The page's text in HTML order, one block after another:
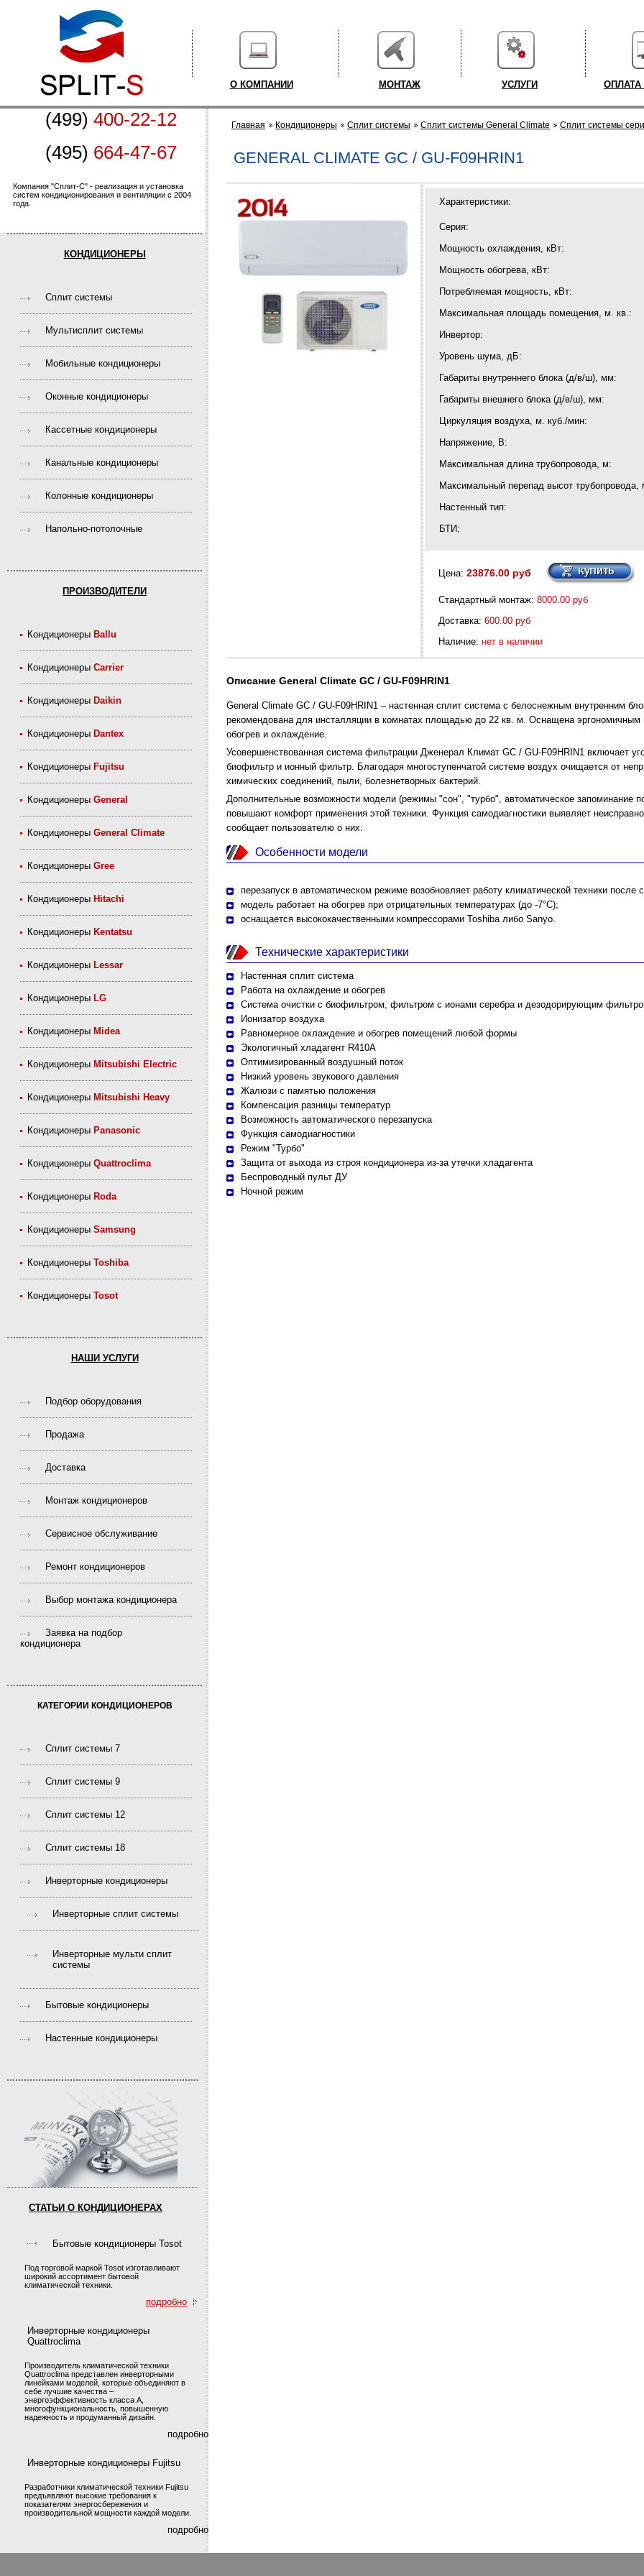
О КОМПАНИИ МОНТАЖ УСЛУГИ ОПЛАТА
(499) 400-22-12
(495) 664-47-67
Компания "Сплит-С" - реализация и установка
систем кондиционирования и вентиляции с 2004
года.
КОНДИЦИОНЕРЫ
Cплит системы
Мультисплит системы
Мобильные кондиционеры
Оконные кондиционеры
Кассетные кондиционеры
Канальные кондиционеры
Колонные кондиционеры
Напольно-потолочные
ПРОИЗВОДИТЕЛИ
Кондиционеры Ballu
КондиционерыCarrier
Кондиционеры Daikin
Кондиционеры Dantex
Кондиционеры Fujitsu
КондиционерыGeneral
КондиционерыGeneral Climate
КондиционерыGree
Кондиционеры Hitachi
Кондиционеры Kentatsu
Кондиционеры Lessar
Кондиционеры LG
Кондиционеры Midea
Кондиционеры Mitsubishi Electric
Кондиционеры Mitsubishi Heavy
Кондиционеры Panasonic
КондиционерыQuattroclima
Кондиционеры Roda
КондиционерыSamsung
КондиционерыToshiba
КондиционерыTosot
НАШИ УСЛУГИ
Подбор оборудования
Продажа
Доставка
Монтаж кондиционеров
Сервисное обслуживание
Ремонт кондиционеров
Выбор монтажа кондиционера
Заявка на подбор
кондиционера
КАТЕГОРИИ КОНДИЦИОНЕРОВ
Сплит системы 7
Сплит системы 9
Сплит системы 12
Сплит системы 18
Инверторные кондиционеры
Инверторные сплит системы
Инверторные мульти сплит
системы
Бытовые кондиционеры
Настенные кондиционеры
СТАТЬИ О КОНДИЦИОНЕРАХ
Бытовые кондиционеры Tosot
Под торговой маркой Tosot изготавливают
широкий ассортимент бытовой
климатической техники.
подробно
Инверторные кондиционеры
Quattroclima
Производитель климатической техники
Quattroclima представлен инверторными
линейками моделей, которые объединяют в
себе лучшие качества –
энергоэффективность класса А,
многофункциональность, повышенную
надежность и продуманный дизайн.
подробно
Инверторные кондиционеры Fujitsu
Разработчики климатической техники Fujitsu
предъявляют высокие требования к
показателям энергосбережения и
производительной мощности каждой модели.
подробно
Главная Кондиционеры Cплит системы Cплит системы General Climate Cплит системы
GENERAL CLIMATE GC / GU-F09HRIN1
Характеристики:
Серия:
Мощность охлаждения, кВт:
Мощность обогрева, кВт:
Потребляемая мощность, кВт:
Максимальная площадь помещения, м. кв.:
Инвертор:
Уровень шума, дБ:
Габариты внутреннего блока (д/в/ш), мм:
Габариты внешнего блока (д/в/ш), мм:
Циркуляция воздуха, м. куб./мин:
Напряжение, В:
Максимальная длина трубопровода, м:
Максимальный перепад высот трубопровода,
Настенный тип:
БТИ:
Цена: 23876.00 руб
Стандартный монтаж: 8000.00 руб
Доставка: 600.00 руб
Наличие: нет в наличии
Описание General Climate GC / GU-F09HRIN1
General Climate GC / GU-F09HRIN1 – настенная сплит система с белоснежным внутренним
рекомендована для инсталляции в комнатах площадью до 22 кв. м. Оснащена эргономичным
обогрев и охлаждение.
Усовершенствованная система фильтрации Дженерал Климат GC / GU-F09HRIN1 включает
биофильтр и ионный фильтр. Благодаря многоступенчатой системе воздух очищается от
химических соединений, пыли, болезнетворных бактерий.
Дополнительные возможности модели (режимы "сон", "турбо", автоматическое запоминание
повышают комфорт применения этой техники. Функция самодиагностики выявляет
сообщает пользователю о них.
Особенности модели
перезапуск в автоматическом режиме возобновляет работу климатической техники после
модель работает на обогрев при отрицательных температурах (до -7°С);
оснащается высококачественными компрессорами Toshiba либо Sanyo.
Технические характеристики
Настенная сплит система
Работа на охлаждение и обогрев
Система очистки с биофильтром, фильтром с ионами серебра и дезодорирующим
Ионизатор воздуха
Равномерное охлаждение и обогрев помещений любой формы
Экологичный хладагент R410A
Оптимизированный воздушный поток
Низкий уровень звукового давления
Жалюзи с памятью положения
Компенсация разницы температур
Возможность автоматического перезапуска
Функция самодиагностики
Режим "Турбо"
Защита от выхода из строя кондиционера из-за утечки хладагента
Беспроводный пульт ДУ
Ночной режим